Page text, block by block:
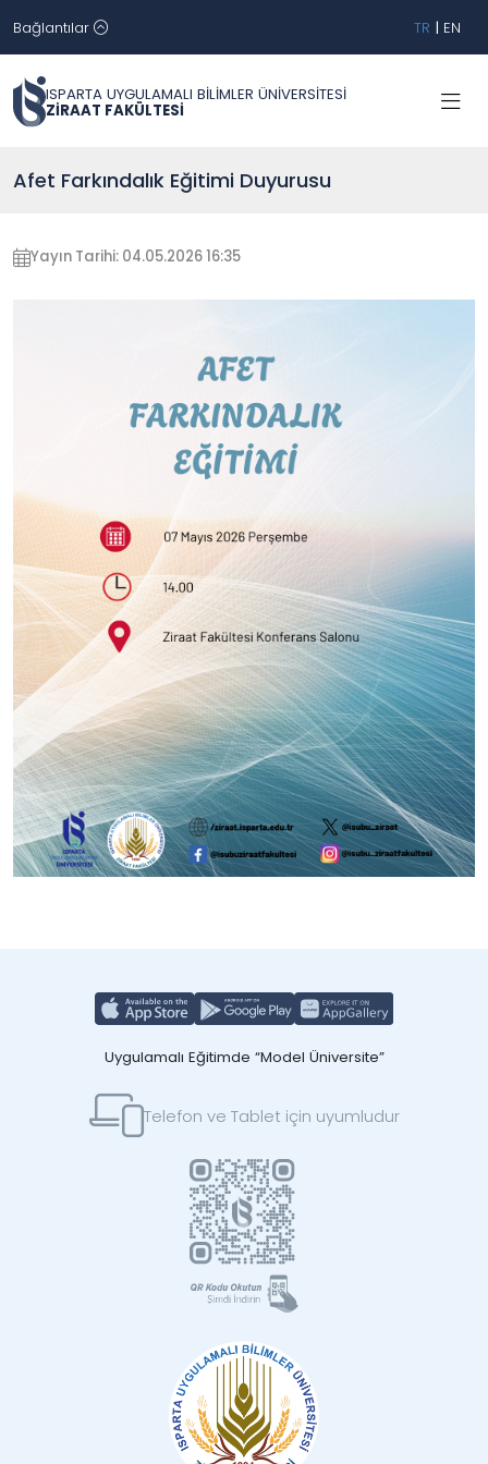
Bağlantılar TR | EN
ISPARTA UYGULAMALI BİLİMLER ÜNİVERSİTESİ
ZİRAAT FAKÜLTESİ
Afet Farkındalık Eğitimi Duyurusu
Yayın Tarihi: 04.05.2026 16:35
Uygulamalı Eğitimde “Model Üniversite”
Telefon ve Tablet için uyumludur